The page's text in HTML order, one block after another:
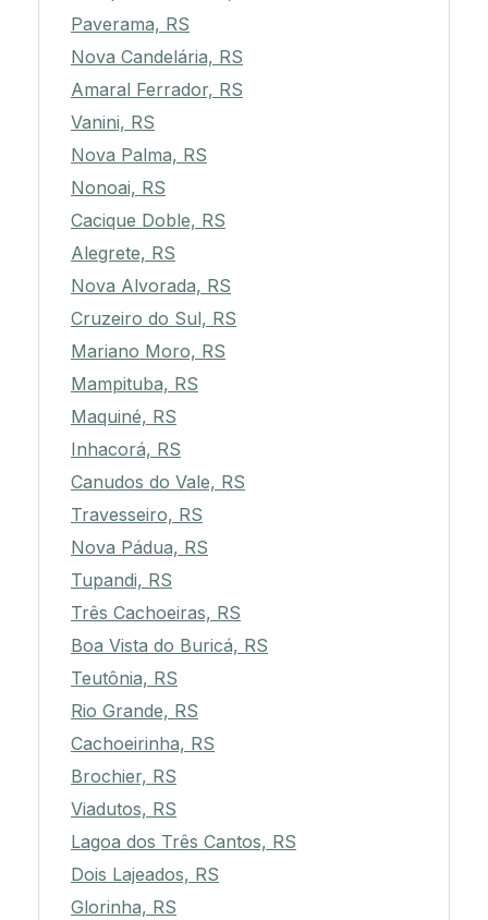
Paverama, RS
Nova Candelária, RS
Amaral Ferrador, RS
Vanini, RS
Nova Palma, RS
Nonoai, RS
Cacique Doble, RS
Alegrete, RS
Nova Alvorada, RS
Cruzeiro do Sul, RS
Mariano Moro, RS
Mampituba, RS
Maquiné, RS
Inhacorá, RS
Canudos do Vale, RS
Travesseiro, RS
Nova Pádua, RS
Tupandi, RS
Três Cachoeiras, RS
Boa Vista do Buricá, RS
Teutônia, RS
Rio Grande, RS
Cachoeirinha, RS
Brochier, RS
Viadutos, RS
Lagoa dos Três Cantos, RS
Dois Lajeados, RS
Glorinha, RS